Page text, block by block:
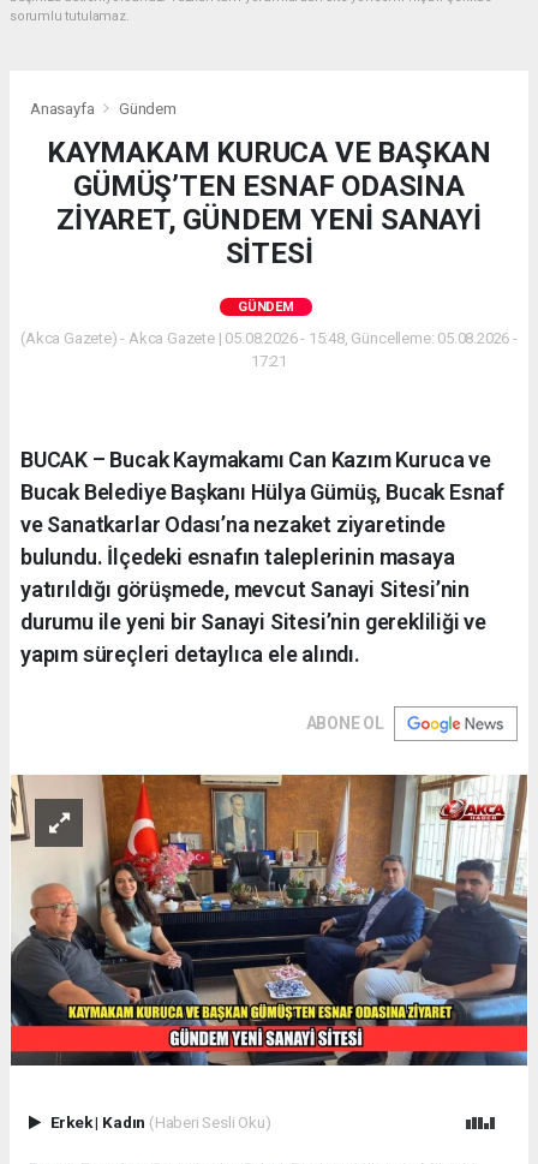
sorumlu tutulamaz.
Anasayfa Gündem
KAYMAKAM KURUCA VE BAŞKAN
GÜMÜŞ’TEN ESNAF ODASINA
ZİYARET, GÜNDEM YENİ SANAYİ
SİTESİ
GÜNDEM
(Akca Gazete) - Akca Gazete | 05.08.2026 - 15:48, Güncelleme: 05.08.2026 -
17:21
BUCAK – Bucak Kaymakamı Can Kazım Kuruca ve
Bucak Belediye Başkanı Hülya Gümüş, Bucak Esnaf
ve Sanatkarlar Odası’na nezaket ziyaretinde
bulundu. İlçedeki esnafın taleplerinin masaya
yatırıldığı görüşmede, mevcut Sanayi Sitesi’nin
durumu ile yeni bir Sanayi Sitesi’nin gerekliliği ve
yapım süreçleri detaylıca ele alındı.
ABONE OL
Erkek| Kadın (Haberi Sesli Oku)